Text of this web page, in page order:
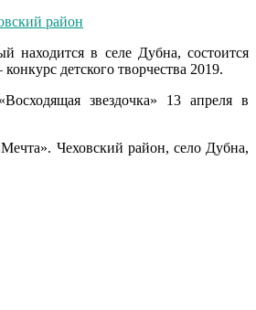
находится в селе Дубна, состоится
детского творчества 2019.
звездочка» 13 апреля в
Чеховский район, село Дубна,